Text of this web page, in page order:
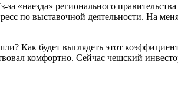
«наезда» регионального
по выставочной деятельности. На
Как будет выглядеть этот
комфортно. Сейчас чешский